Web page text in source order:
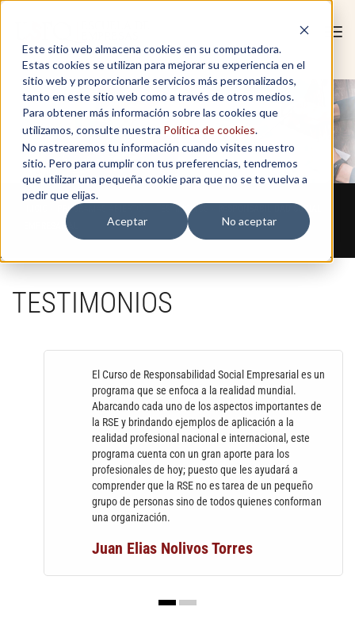
Este sitio web almacena cookies en su computadora.
Estas cookies se utilizan para mejorar su experiencia en el
sitio web y proporcionarle servicios más personalizados,
tanto en este sitio web como a través de otros medios.
Para obtener más información sobre las cookies que
utilizamos, consulte nuestra Política de cookies.
No rastrearemos tu información cuando visites nuestro
sitio. Pero para cumplir con tus preferencias, tendremos
que utilizar una pequeña cookie para que no se te vuelva a
pedir que elijas.
Aceptar
No aceptar
INICIO > PROGRAMAS ABIERTOS > TESTIMONIOS >
RESPONSABILIDAD SOCIAL
EMPRESARIAL
TESTIMONIOS
El Curso de Responsabilidad Social Empresarial es un
programa que se enfoca a la realidad mundial.
Abarcando cada uno de los aspectos importantes de
la RSE y brindando ejemplos de aplicación a la
realidad profesional nacional e internacional, este
programa cuenta con un gran aporte para los
profesionales de hoy; puesto que les ayudará a
comprender que la RSE no es tarea de un pequeño
grupo de personas sino de todos quienes conforman
una organización.
Juan Elias Nolivos Torres